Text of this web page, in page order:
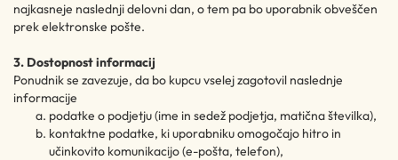
najkasneje naslednji delovni dan, o tem pa bo uporabnik obveščen
prek elektronske pošte.
3. Dostopnost informacij
Ponudnik se zavezuje, da bo kupcu vselej zagotovil naslednje
informacije
podatke o podjetju (ime in sedež podjetja, matična številka),
kontaktne podatke, ki uporabniku omogočajo hitro in
učinkovito komunikacijo (e-pošta, telefon),